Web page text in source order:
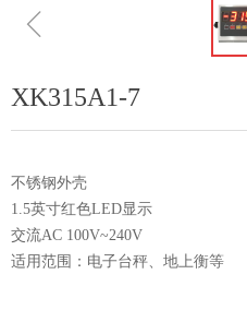
ꁆ
XK315A1-7
不锈钢外壳
1.5英寸红色LED显示
交流AC 100V~240V
适用范围：电子台秤、地上衡等